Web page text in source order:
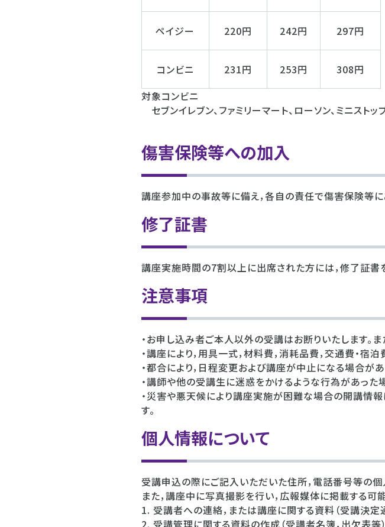
ペイジー 220円 242円 297円
コンビニ 231円 253円
308円
対象コンビニ
セブンイレブン、ファミリーマート、ローソン、ミニスト
傷害保険等への加入
講座参加中の事故等に備え，各自の責任で傷害保険等に
修了証書
講座実施時間の7割以上に出席された方には，修了証書
注意事項
・お申し込み者ご本人以外の受講はお断りいたします。
・講座により，用具一式，材料費，消耗品費，交通費・宿
・都合により，日程変更および講座が中止になる場合があ
・講師や他の受講生に迷惑をかけるような行為があった
・災害や悪天候により講座実施が困難な場合の開講情
す。
個人情報について
受講申込の際にご記入いただいた住所，電話番号等の
また，講座中に写真撮影を行い，広報媒体に掲載する可
1. 受講者への連絡，または講座に関する資料（受講決定
2. 受講管理に関する資料の作成（受講者名簿，出欠表等）